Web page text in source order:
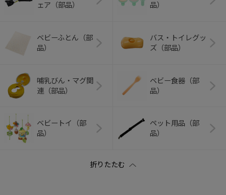
ェア（部品）
品）
ベビーふとん（部
品）
バス・トイレグッ
ズ（部品）
哺乳びん・マグ関
連（部品）
ベビー食器（部
品）
ベビートイ（部
品）
ペット用品（部
品）